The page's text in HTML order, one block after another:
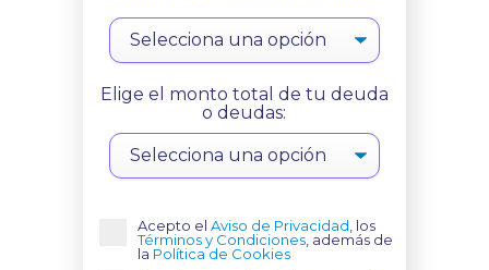
Elige el monto total de tu deuda
o deudas:
Acepto elAviso de Privacidad , los
Términos y Condiciones , además de
la Política de Cookies